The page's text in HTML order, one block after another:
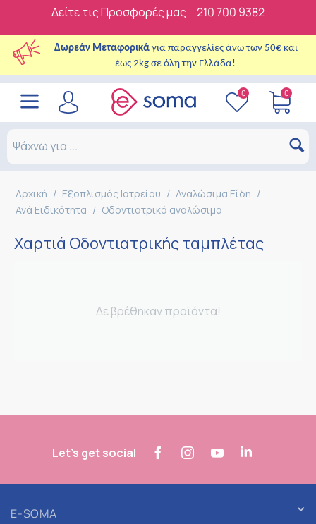
Δείτε τις Προσφορές μας 210 700 9382
Δωρεάν Μεταφορικά για παραγγελίες άνω των 50€ και
έως 2kg σε όλη την Ελλάδα!
0 0
Αρχική / Εξοπλισμός Ιατρείου / Αναλώσιμα Είδη /
Ανά Ειδικότητα / Οδοντιατρικά αναλώσιμα
Χαρτιά Οδοντιατρικής ταμπλέτας
Δε βρέθηκαν προϊόντα!
Let's get social
E-SOMA